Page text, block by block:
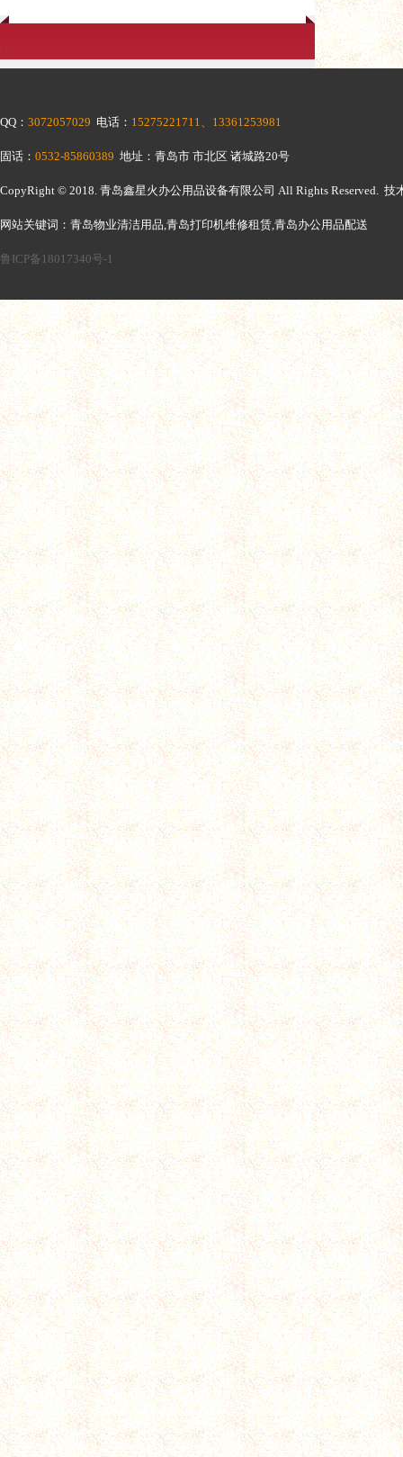
QQ： 3072057029 电话： 15275221711、13361253981
固话： 0532-85860389 地址：青岛市 市北区 诸城路20号
CopyRight © 2018. 青岛鑫星火办公用品设备有限公司 All Rights Reserved. 技
网站关键词：青岛物业清洁用品,青岛打印机维修租赁,青岛办公用品配送
鲁ICP备18017340号-1